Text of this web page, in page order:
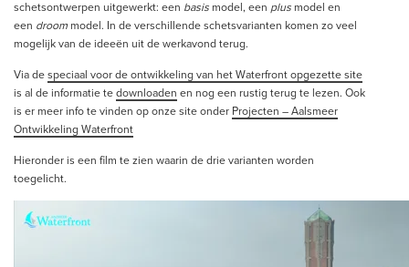
schetsontwerpen uitgewerkt: een basis model, een plus model en
een droom model. In de verschillende schetsvarianten komen zo veel
mogelijk van de ideeën uit de werkavond terug.
Via de speciaal voor de ontwikkeling van het Waterfront opgezette site
is al de informatie te downloaden en nog een rustig terug te lezen. Ook
is er meer info te vinden op onze site onder Projecten – Aalsmeer
Ontwikkeling Waterfront
Hieronder is een film te zien waarin de drie varianten worden
toegelicht.